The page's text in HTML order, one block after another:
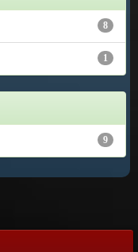
8
1
9